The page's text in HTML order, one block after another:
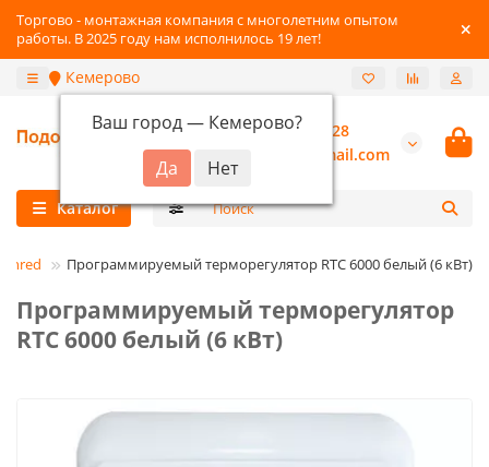
Торгово - монтажная компания с многолетним опытом
работы. В 2025 году нам исполнилось 19 лет!
Кемерово
Ваш город — Кемерово?
+7-3842-216-528
burannsk@gmail.com
Каталог
Программируемый терморегулятор RTC 6000 белый (6 кВт)
Программируемый терморегулятор
RTC 6000 белый (6 кВт)